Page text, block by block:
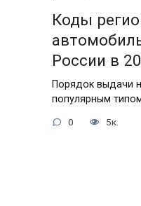
Коды
России в
Порядок выдачи
популярным
0 5к.